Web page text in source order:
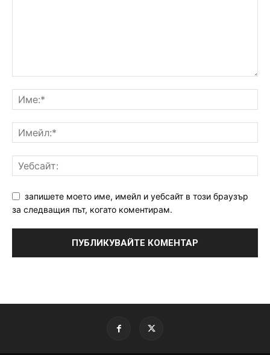
запишете моето име, имейл и уебсайт в този браузър
за следващия път, когато коментирам.